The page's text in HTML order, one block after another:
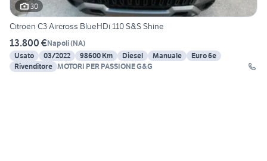
30
Citroen C3 Aircross BlueHDi 110 S&S Shine
13.800 €Napoli(NA)
Usato
03/2022 98600 Km Diesel Manuale
Euro 6e
Rivenditore MOTORI PER PASSIONE G&G